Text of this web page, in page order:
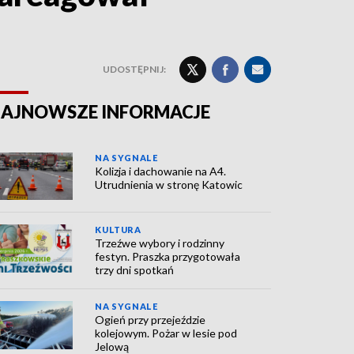
UDOSTĘPNIJ:
INFORMACJE
NA SYGNALE
Kolizja i dachowanie na A4.
Utrudnienia w stronę Katowic
KULTURA
Trzeźwe wybory i rodzinny
festyn. Praszka przygotowała
trzy dni spotkań
NA SYGNALE
Ogień przy przejeździe
kolejowym. Pożar w lesie pod
Jelową